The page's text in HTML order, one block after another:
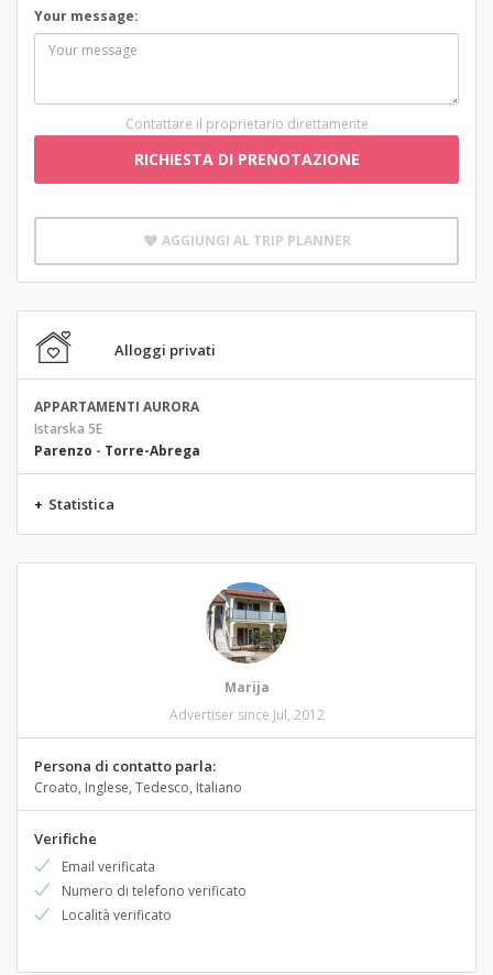
Your message:
Contattare il proprietario direttamente
RICHIESTA DI PRENOTAZIONE
AGGIUNGI AL TRIP PLANNER
Alloggi privati
APPARTAMENTI AURORA
Istarska 5E
Parenzo - Torre-Abrega
+ Statistica
Marija
Advertiser since Jul, 2012
Persona di contatto parla:
Croato, Inglese, Tedesco, Italiano
Verifiche
Email verificata
Numero di telefono verificato
Località verificato